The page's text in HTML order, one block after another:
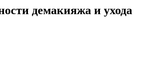
демакияжа и ухода